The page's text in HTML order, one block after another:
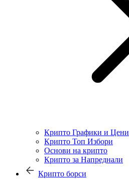
Крипто Графики и Цени
Крипто Топ Избори
Основи на крипто
Крипто за Напреднали
Крипто борси